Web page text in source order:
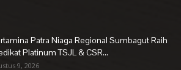
Patra Niaga Regional Sumbagut Raih
Platinum TSJL & CSR...
9, 2026